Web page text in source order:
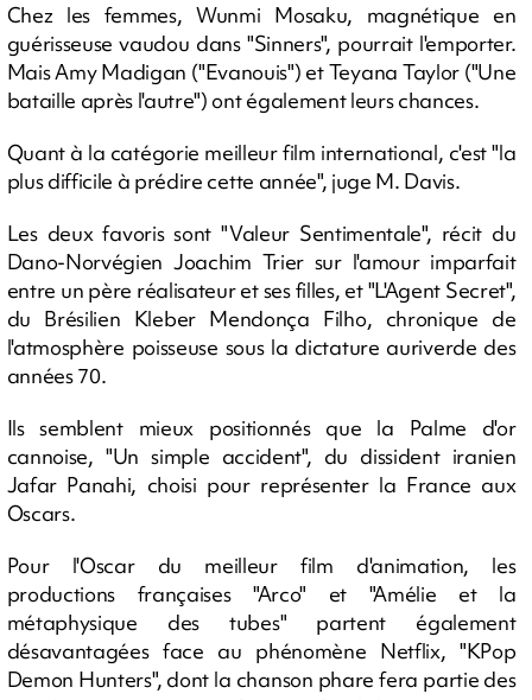
Chez les femmes, Wunmi Mosaku, magnétique en
guérisseuse vaudou dans "Sinners", pourrait l'emporter.
Mais Amy Madigan ("Evanouis") et Teyana Taylor ("Une
bataille après l'autre") ont également leurs chances.
Quant à la catégorie meilleur film international, c'est "la
plus difficile à prédire cette année", juge M. Davis.
Les deux favoris sont "Valeur Sentimentale", récit du
Dano-Norvégien Joachim Trier sur l'amour imparfait
entre un père réalisateur et ses filles, et "L'Agent Secret",
du Brésilien Kleber Mendonça Filho, chronique de
l'atmosphère poisseuse sous la dictature auriverde des
années 70.
Ils semblent mieux positionnés que la Palme d'or
cannoise, "Un simple accident", du dissident iranien
Jafar Panahi, choisi pour représenter la France aux
Oscars.
Pour l'Oscar du meilleur film d'animation, les
productions françaises "Arco" et "Amélie et la
métaphysique des tubes" partent également
désavantagées face au phénomène Netflix, "KPop
Demon Hunters", dont la chanson phare fera partie des